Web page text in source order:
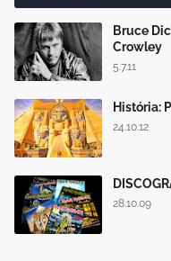
Bruce
Crowley
5.7.11
História:
24.10.12
28.10.09